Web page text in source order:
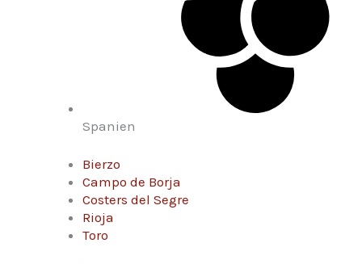
Spanien
Bierzo
Campo de Borja
Costers del Segre
Rioja
Toro